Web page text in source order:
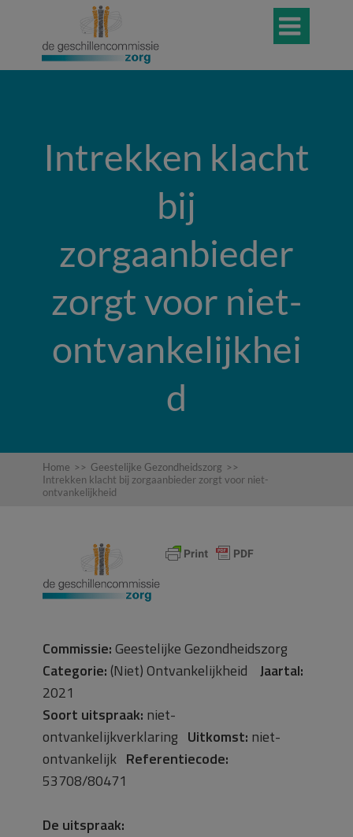

Intrekken klacht
bij
zorgaanbieder
zorgt voor niet-
ontvankelijkhei
d
Home >> Geestelijke Gezondheidszorg >>
Intrekken klacht bij zorgaanbieder zorgt voor niet-
ontvankelijkheid
Commissie:Geestelijke Gezondheidszorg
Categorie:(Niet) Ontvankelijkheid Jaartal:
2021
Soort uitspraak: niet-
ontvankelijkverklaring Uitkomst: niet-
ontvankelijk Referentiecode:
53708/80471
De uitspraak: